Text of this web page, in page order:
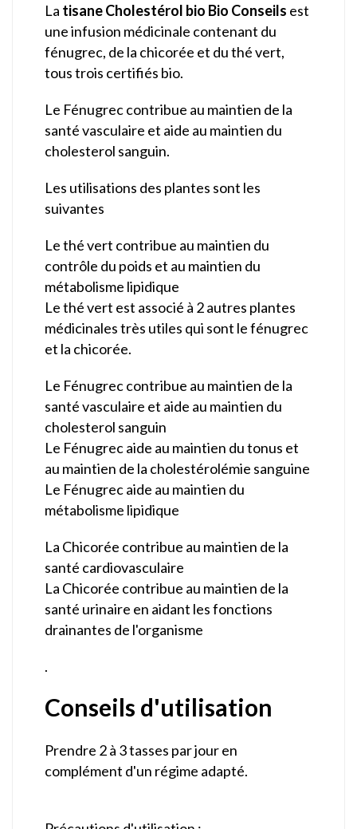
La tisane Cholestérol bio Bio Conseils est
une infusion médicinale contenant du
fénugrec, de la chicorée et du thé vert,
tous trois certifiés bio.
Le Fénugrec contribue au maintien de la
santé vasculaire et aide au maintien du
cholesterol sanguin.
Les utilisations des plantes sont les
suivantes
Le thé vert contribue au maintien du
contrôle du poids et au maintien du
métabolisme lipidique
Le thé vert est associé à 2 autres plantes
médicinales très utiles qui sont le fénugrec
et la chicorée.
Le Fénugrec contribue au maintien de la
santé vasculaire et aide au maintien du
cholesterol sanguin
Le Fénugrec aide au maintien du tonus et
au maintien de la cholestérolémie sanguine
Le Fénugrec aide au maintien du
métabolisme lipidique
La Chicorée contribue au maintien de la
santé cardiovasculaire
La Chicorée contribue au maintien de la
santé urinaire en aidant les fonctions
drainantes de l'organisme
.
Conseils d'utilisation
Prendre 2 à 3 tasses par jour en
complément d'un régime adapté.